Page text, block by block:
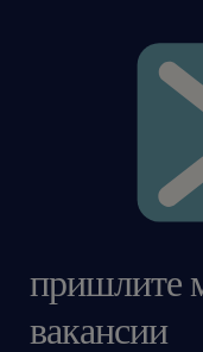
пришлите
вакансии